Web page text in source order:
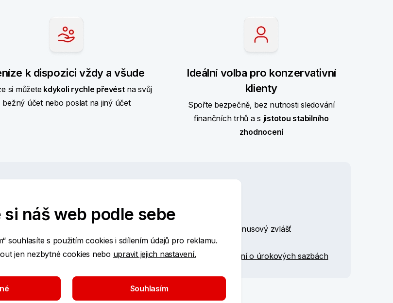
k dispozici vždy a všude
si můžetekdykoli rychle převéstna svůj
bežný účet nebo poslat na jiný účet
Ideální volba pro konzervativní
klienty
Spořte bezpečně, bez nutnosti sledování
finančních trhů a s jistotou stabilního
zhodnocení
Premium
Výhodné úročeníplatído limitu 1 milionu Kč
, základní i bonusový zvlášť
Spořicí účet je možné sjednat od 18 let
Úrokové sazbyjsou vyhlašovány v Oznámení o úrokových sazbách
si náš web podle sebe
souhlasíte s použitím cookies i sdílením údajů pro reklamu.
jen nezbytné cookies nebo upravit jejich nastavení.
Souhlasím